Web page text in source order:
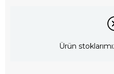
Ürün